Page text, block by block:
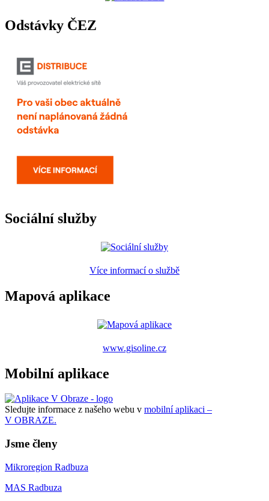
Odstávky ČEZ
Sociální služby
Více informací o službě
Mapová aplikace
www.gisoline.cz
Mobilní aplikace
Sledujte informace z našeho webu v mobilní aplikaci –
V OBRAZE.
Jsme členy
Mikroregion Radbuza
MAS Radbuza